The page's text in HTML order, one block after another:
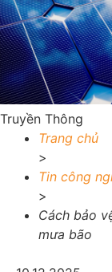
Truyền Thông
Trang chủ
>
Tin công
>
Cách bảo
mưa bão